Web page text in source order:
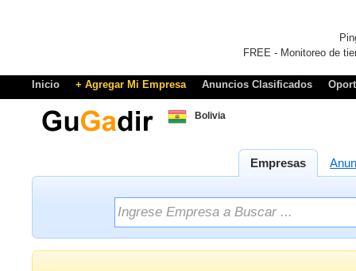
FREE - Monitoreo de
Inicio + Agregar Mi Empresa Anuncios Clasificados
Bolivia
Empresas